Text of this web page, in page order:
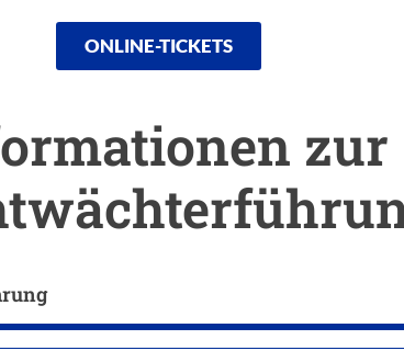
ONLINE-TICKETS
Einleitung
zur